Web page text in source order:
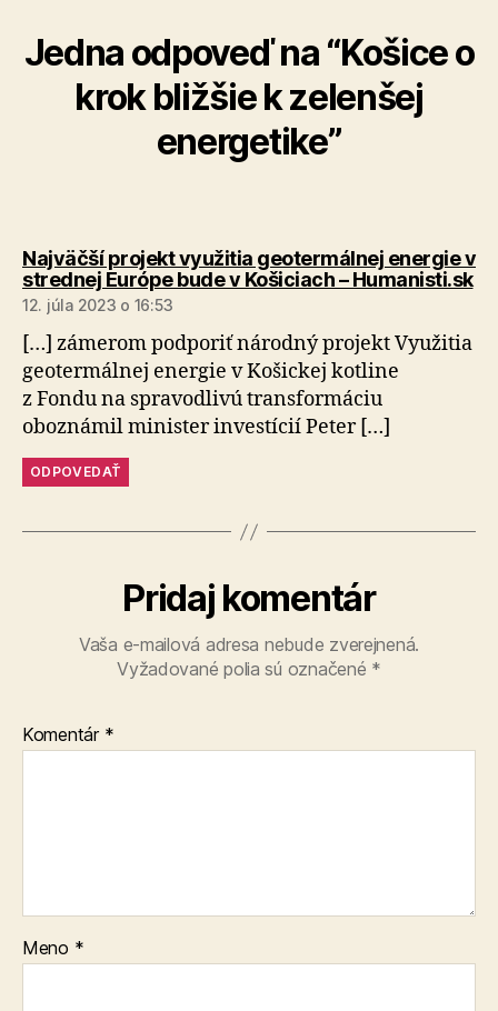
Jedna odpoveď na “Košice o
krok bližšie k zelenšej
energetike”
Najväčší projekt využitia geotermálnej energie v
strednej Európe bude v Košiciach – Humanisti.sk
12. júla 2023 o 16:53
[…] zámerom podporiť národný projekt Využitia
geo­ter­mál­nej energie v Košickej kotline
z Fondu na spra­vod­livú trans­for­máciu
oboznámil minister investícií Peter […]
ODPOVEDAŤ
Pridaj komentár
Vaša e-mailová adresa nebude zverejnená.
Vyžadované polia sú označené *
Komentár *
Meno *